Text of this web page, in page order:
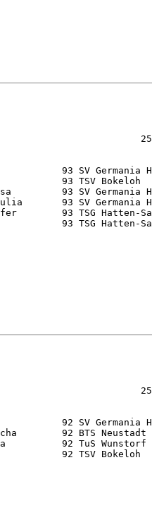
93 SV Germania
93 TSV Bokeloh
93 SV Germania
93 SV Germania
93 TSG Hatten-
93 TSG Hatten-
92 SV Germania
92 BTS Neustadt
92 TuS Wunstorf
92 TSV Bokeloh